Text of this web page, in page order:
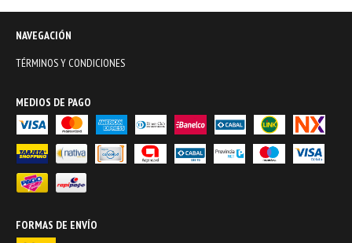
NAVEGACIÓN
TÉRMINOS Y CONDICIONES
MEDIOS DE PAGO
FORMAS DE ENVÍO